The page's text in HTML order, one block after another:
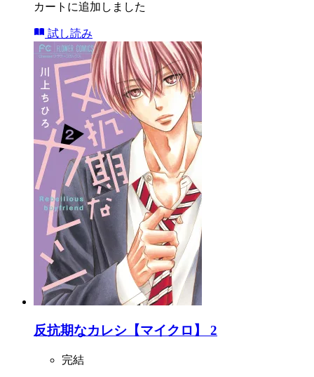
カートに追加しました
試し読み
反抗期なカレシ【マイクロ】 2
完結